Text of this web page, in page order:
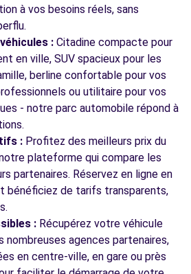
à vos besoins réels, sans
: Citadine compacte pour
en ville, SUV spacieux pour les
berline confortable pour vos
ou utilitaire pour vos
- notre parc automobile répond à
: Profitez des meilleurs prix du
plateforme qui compare les
partenaires. Réservez en ligne en
bénéficiez de tarifs transparents,
: Récupérez votre véhicule
nombreuses agences partenaires,
en centre-ville, en gare ou près